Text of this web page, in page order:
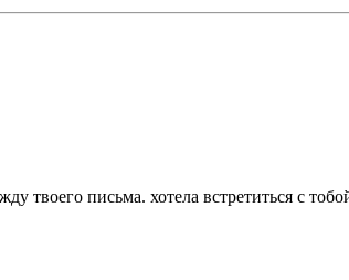
твоего письма. хотела встретиться с